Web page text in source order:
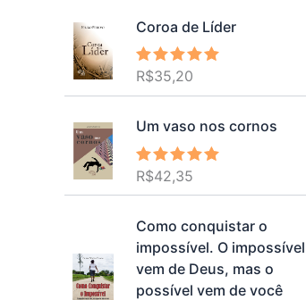
Coroa de Líder
Avaliação
R$35,20
Um vaso nos cornos
Avaliação
de 5
R$42,35
Como conquistar o
impossível. O impossível
vem de Deus, mas o
possível vem de você